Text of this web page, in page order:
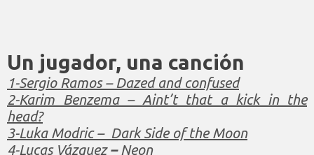
Un jugador, una canción
1-Sergio Ramos – Dazed and confused
2-Karim Benzema – Aint’t that a kick in the
head?
3-Luka Modric – Dark Side of the Moon
4-Lucas Vázquez–Neon